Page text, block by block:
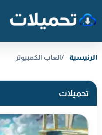
الرئيسية العاب الكمبيوتر
تحميلات